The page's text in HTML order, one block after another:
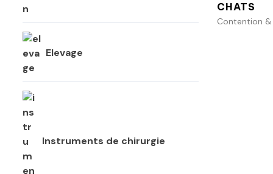
CHATS
Contention
Elevage
Instruments de chirurgie